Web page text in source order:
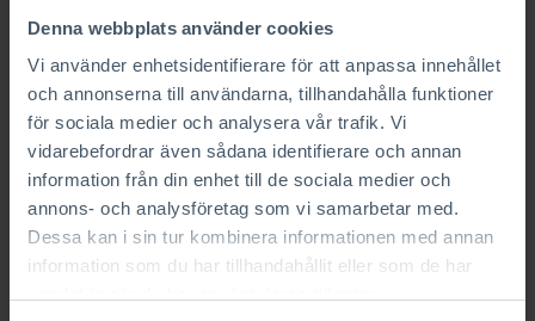
Denna webbplats använder cookies
Vi använder enhetsidentifierare för att anpassa innehållet
och annonserna till användarna, tillhandahålla funktioner
för sociala medier och analysera vår trafik. Vi
vidarebefordrar även sådana identifierare och annan
information från din enhet till de sociala medier och
annons- och analysföretag som vi samarbetar med.
Dessa kan i sin tur kombinera informationen med annan
information som du har tillhandahållit eller som de har
Skiss kundriting